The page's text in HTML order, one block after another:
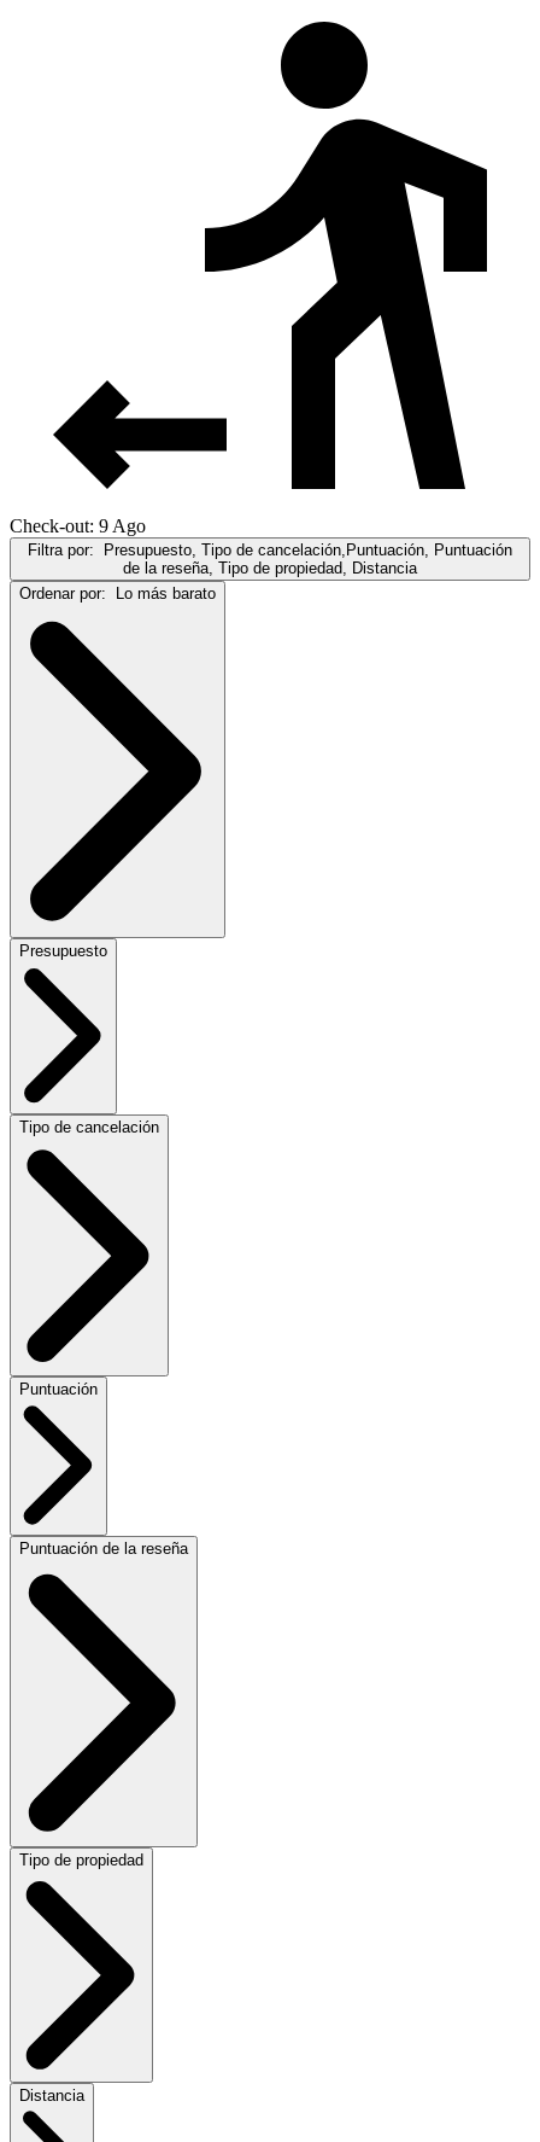
Check-out: 9 Ago
Filtra por:
Presupuesto, Tipo de cancelación,Puntuación, Puntuación
de la reseña, Tipo de propiedad, Distancia
Ordenar por:
Lo más barato
Presupuesto
Tipo de cancelación
Puntuación
Puntuación de la reseña
Tipo de propiedad
Distancia